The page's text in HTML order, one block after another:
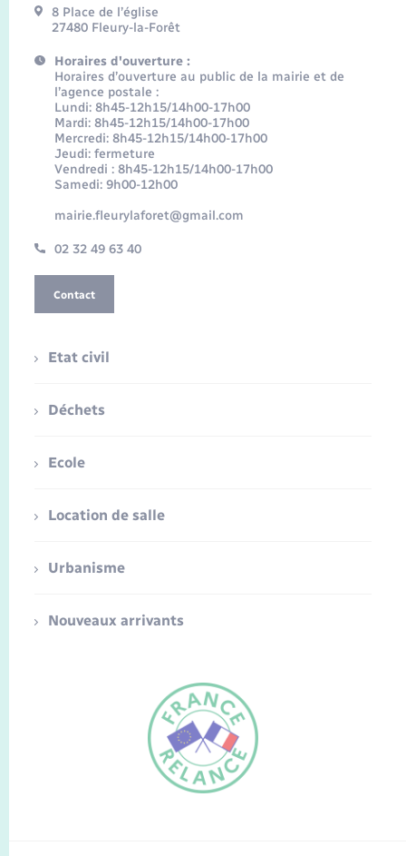
FR
8 Place de l’église
27480 Fleury-la-Forêt
Horaires d'ouverture :
Horaires d’ouverture au public de la mairie et de
l’agence postale :
Lundi: 8h45-12h15/14h00-17h00
Mardi: 8h45-12h15/14h00-17h00
Mercredi: 8h45-12h15/14h00-17h00
Jeudi: fermeture
Vendredi : 8h45-12h15/14h00-17h00
Samedi: 9h00-12h00
mairie.fleurylaforet@gmail.com
02 32 49 63 40
Contact
Etat civil
Déchets
Ecole
Location de salle
Urbanisme
Nouveaux arrivants